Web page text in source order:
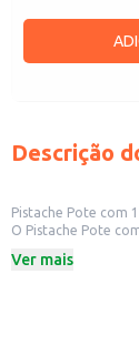
Descrição
Pistache Pote com
O Pistache Pote
Embalagem: Pote de
Ver mais